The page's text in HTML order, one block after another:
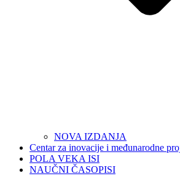
NOVA IZDANJA
Centar za inovacije i međunarodne
POLA VEKA ISI
NAUČNI ČASOPISI